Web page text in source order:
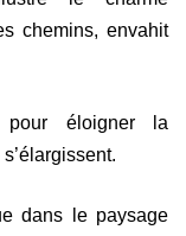
chemins, envahit
éloigner la
dans le paysage